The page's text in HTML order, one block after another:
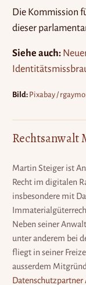
Die Kommission
dieser
Siehe auch:
Bild: Pixabay /
Rechtsanwalt
Martin Steiger ist
Recht im digitalen
insbesondere mit
Neben seiner
unter anderem bei
fliegt in seiner
ausserdem
Datenschutzpartner